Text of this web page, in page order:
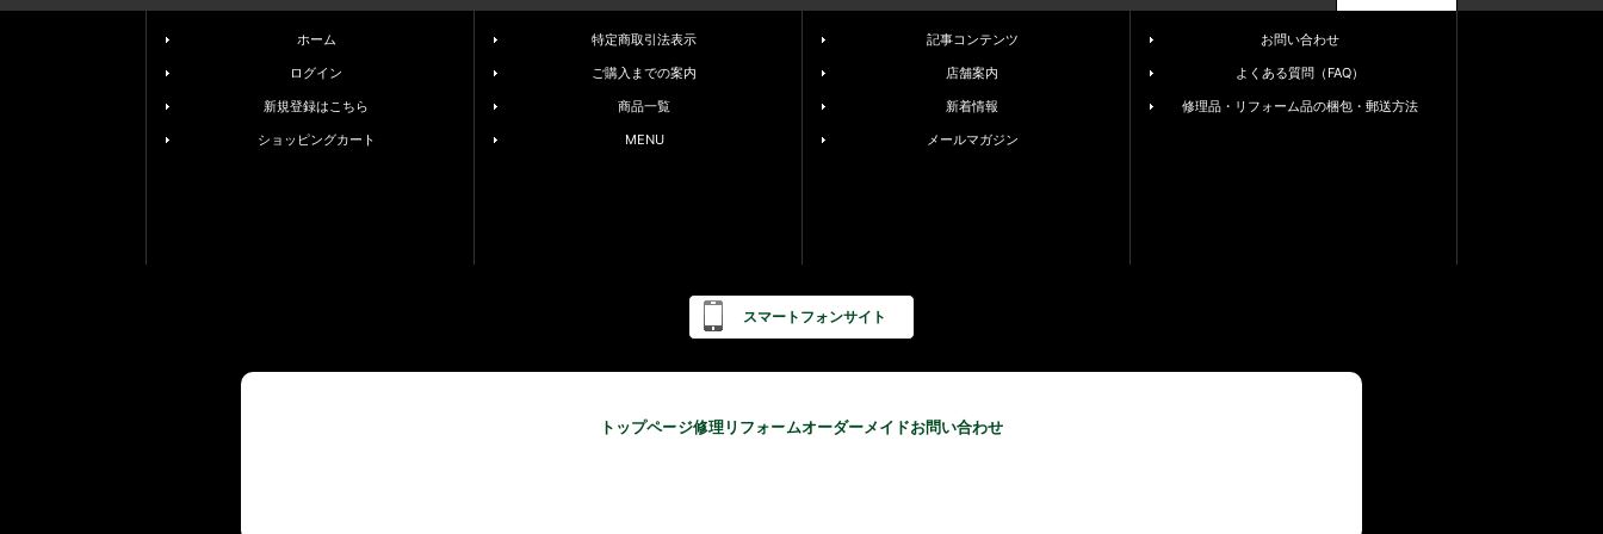
ホーム
ログイン
新規登録はこちら
ショッピングカート
特定商取引法表示
ご購入までの案内
商品一覧
MENU
記事コンテンツ
店舗案内
新着情報
メールマガジン
お問い合わせ
よくある質問（FAQ）
修理品・リフォーム品の梱包・郵送方法
スマートフォンサイト
トップページ修理リフォームオーダーメイドお問い合わせ